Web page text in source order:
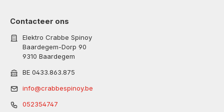
Contacteer ons
Elektro Crabbe Spinoy
Baardegem-Dorp 90
9310 Baardegem
BE 0433.863.875
info@crabbespinoy.be
052354747